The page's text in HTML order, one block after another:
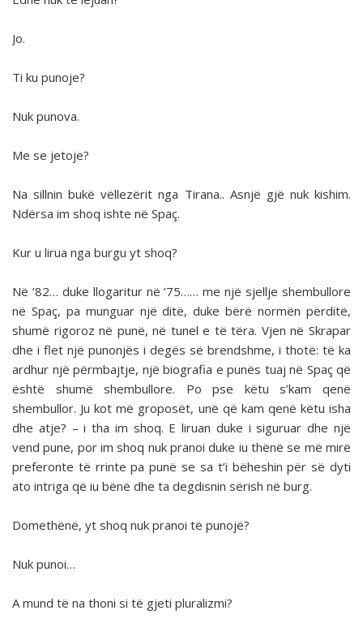
Jo.
Ti ku punoje?
Nuk punova.
Me se jetoje?
Na sillnin bukë vëllezërit nga Tirana.. Asnjë gjë nuk kishim.
Ndërsa im shoq ishte në Spaç.
Kur u lirua nga burgu yt shoq?
Në ’82… duke llogaritur në ’75…… me një sjellje shembullore
në Spaç, pa munguar një ditë, duke bërë normën përditë,
shumë rigoroz në punë, në tunel e të tëra. Vjen në Skrapar
dhe i flet një punonjës i degës së brendshme, i thotë: të ka
ardhur një përmbajtje, një biografia e punës tuaj në Spaç që
është shumë shembullore. Po pse këtu s’kam qenë
shembullor. Ju kot më groposët, unë që kam qenë këtu isha
dhe atje? – i tha im shoq. E liruan duke i siguruar dhe një
vend pune, por im shoq nuk pranoi duke iu thënë se më mirë
preferonte të rrinte pa punë se sa t’i bëheshin për së dyti
ato intriga që iu bënë dhe ta degdisnin sërish në burg.
Domethënë, yt shoq nuk pranoi të punojë?
Nuk punoi…
A mund të na thoni si të gjeti pluralizmi?